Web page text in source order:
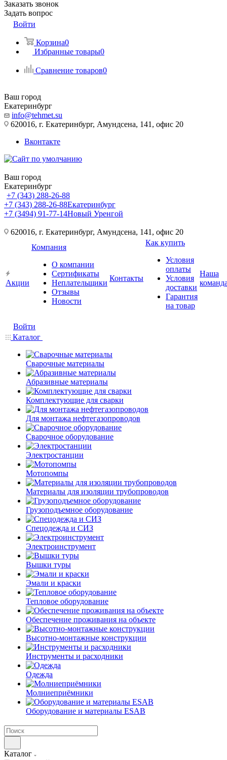
Заказать звонок
Задать вопрос
Войти
Корзина0
Избранные товары0
Сравнение товаров0
Ваш город
Екатеринбург
info@tehmet.su
620016, г. Екатеринбург, Амундсена, 141, офис 20
Вконтакте
Ваш город
Екатеринбург
+7 (343) 288-26-88
+7 (343) 288-26-88Екатеринбург
+7 (3494) 91-77-14Новый Уренгой
620016, г. Екатеринбург, Амундсена, 141, офис 20
Акции
Компания
О компании
Сертификаты
Неплательщики
Отзывы
Новости
Контакты
Как купить
Условия
оплаты
Условия
доставки
Гарантия
на товар
Наша
Войти
Каталог
Сварочные материалы
Абразивные материалы
Комплектующие для сварки
Для монтажа нефтегазопроводов
Сварочное оборудование
Электростанции
Мотопомпы
Материалы для изоляции трубопроводов
Грузоподъемное оборудование
Спецодежда и СИЗ
Электроинструмент
Вышки туры
Эмали и краски
Тепловое оборудование
Обеспечение проживания на объекте
Высотно-монтажные конструкции
Инструменты и расходники
Одежда
Молниеприёмники
Оборудование и материалы ESAB
Каталог